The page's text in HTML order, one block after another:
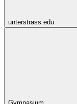
unterstrass.edu